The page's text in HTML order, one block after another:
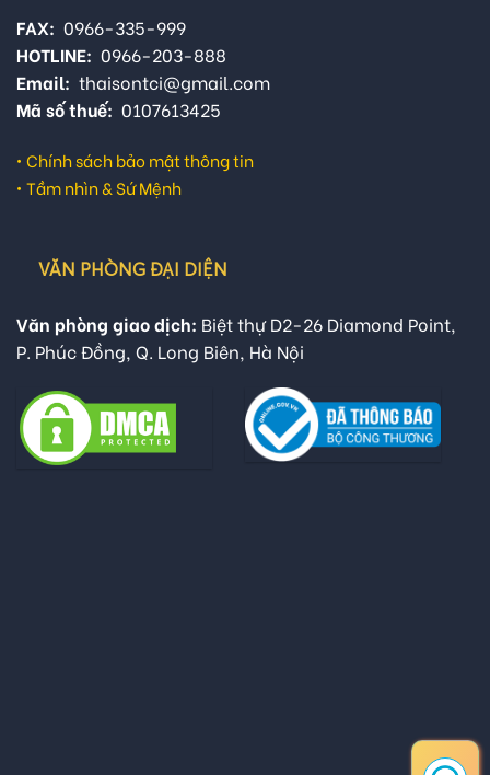
FAX: 0966-335-999
HOTLINE: 0966-203-888
Email: thaisontci@gmail.com
Mã số thuế: 0107613425
• Chính sách bảo mật thông tin
• Tầm nhìn & Sứ Mệnh
VĂN PHÒNG ĐẠI DIỆN
Văn phòng giao dịch: Biệt thự D2-26 Diamond Point,
P. Phúc Đồng, Q. Long Biên, Hà Nội